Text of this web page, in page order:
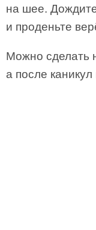
на шее.
и проденьте
Можно сделать
а после